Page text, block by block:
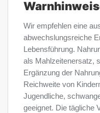
Wir empfehlen eine
abwechslungsreiche
Lebensführung.
als Mahlzeitenersatz,
Ergänzung der
Reichweite von
Jugendliche,
geeignet. Die tägliche